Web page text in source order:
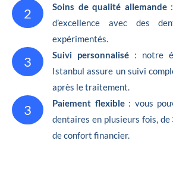
2 Soins de qualité allemande:
d’excellence avec des
expérimentés.
3 Suivi personnalisé : notre
Istanbul assure un suivi
après le traitement.
3 Paiement flexible: vous
dentaires en plusieurs fois,
de confort financier.